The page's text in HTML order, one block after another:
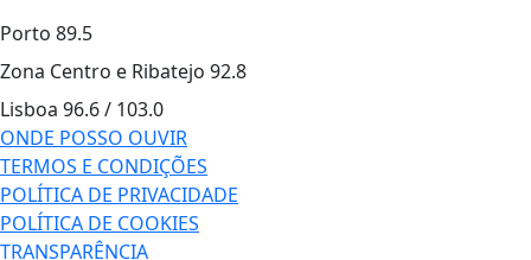
Porto 89.5
Zona Centro e Ribatejo 92.8
Lisboa 96.6 / 103.0
ONDE POSSO OUVIR
TERMOS E CONDIÇÕES
POLÍTICA DE PRIVACIDADE
POLÍTICA DE COOKIES
TRANSPARÊNCIA